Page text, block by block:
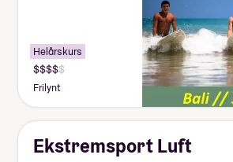
Helårskurs
Frilynt
Ekstremsport Luft